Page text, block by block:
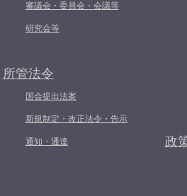
審議会・委員会・会議等
研究会等
所管法令
国会提出法案
新規制定・改正法令・告示
通知・通達 政